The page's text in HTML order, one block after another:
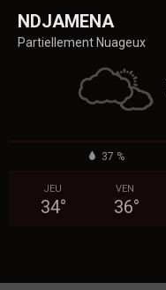
NDJAMENA
Partiellement Nuageux
37 %
JEU
34°
VEN
36°